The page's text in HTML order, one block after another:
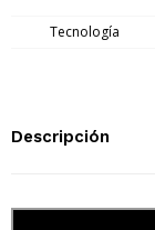
Tecnología
Descripción